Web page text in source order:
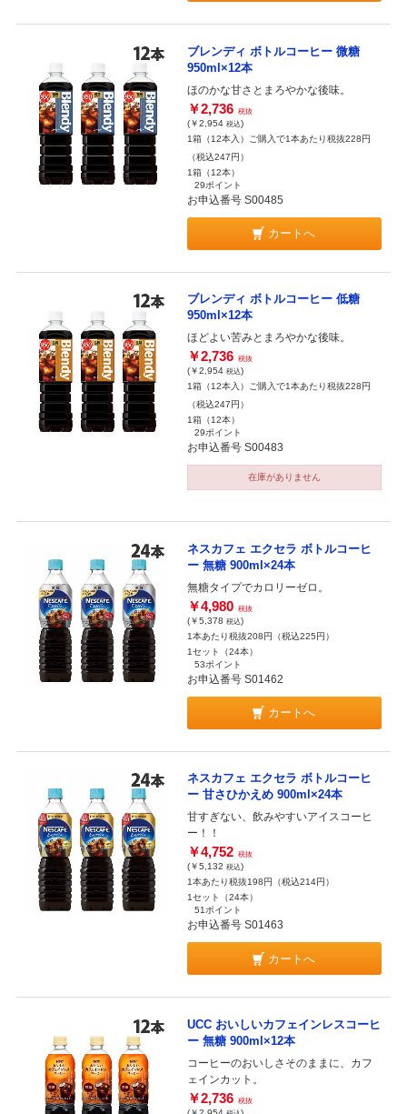
ブレンディ ボトルコーヒー 微糖
950ml×12本
ほのかな甘さとまろやかな後味。
￥2,736 税抜
(￥2,954 税込)
1箱（12本入）ご購入で1本あたり税抜228円
（税込247円）
1箱（12本）
29ポイント
お申込番号 S00485
カートへ
ブレンディ ボトルコーヒー 低糖
950ml×12本
ほどよい苦みとまろやかな後味。
￥2,736 税抜
(￥2,954 税込)
1箱（12本入）ご購入で1本あたり税抜228円
（税込247円）
1箱（12本）
29ポイント
お申込番号 S00483
在庫がありません
ネスカフェ エクセラ ボトルコーヒ
ー 無糖 900ml×24本
無糖タイプでカロリーゼロ。
￥4,980 税抜
(￥5,378 税込)
1本あたり税抜208円（税込225円）
1セット（24本）
53ポイント
お申込番号 S01462
カートへ
ネスカフェ エクセラ ボトルコーヒ
ー 甘さひかえめ 900ml×24本
甘すぎない、飲みやすいアイスコーヒ
ー！！
￥4,752 税抜
(￥5,132 税込)
1本あたり税抜198円（税込214円）
1セット（24本）
51ポイント
お申込番号 S01463
カートへ
UCC おいしいカフェインレスコーヒ
ー 無糖 900ml×12本
コーヒーのおいしさそのままに、カフ
ェインカット。
￥2,736 税抜